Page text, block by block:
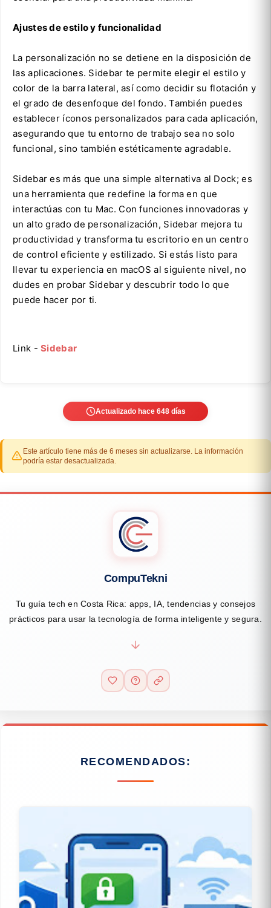
Ajustes de estilo y funcionalidad
La personalización no se detiene en la disposición de
las aplicaciones. Sidebar te permite elegir el estilo y
color de la barra lateral, así como decidir su flotación y
el grado de desenfoque del fondo. También puedes
establecer íconos personalizados para cada aplicación,
asegurando que tu entorno de trabajo sea no solo
funcional, sino también estéticamente agradable.
Sidebar es más que una simple alternativa al Dock; es
una herramienta que redefine la forma en que
interactúas con tu Mac. Con funciones innovadoras y
un alto grado de personalización, Sidebar mejora tu
productividad y transforma tu escritorio en un centro
de control eficiente y estilizado. Si estás listo para
llevar tu experiencia en macOS al siguiente nivel, no
dudes en probar Sidebar y descubrir todo lo que
puede hacer por ti.
Link -Sidebar
Actualizado hace 648 días
Este artículo tiene más de 6 meses sin actualizarse. La información
podría estar desactualizada.
CompuTekni
Tu guía tech en Costa Rica: apps, IA, tendencias y consejos
prácticos para usar la tecnología de forma inteligente y segura.
RECOMENDADOS: